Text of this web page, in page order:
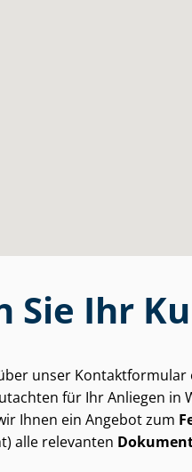
Sie Ihr
unser
für Ihr Anliegen in
Ihnen ein Angebot zum
alle relevanten